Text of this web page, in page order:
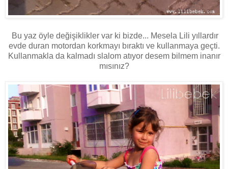
Bu yaz öyle değişiklikler var ki bizde... Mesela Lili yıllardır
evde duran motordan korkmayı bıraktı ve kullanmaya geçti.
Kullanmakla da kalmadı slalom atıyor desem bilmem inanır
mısınız?